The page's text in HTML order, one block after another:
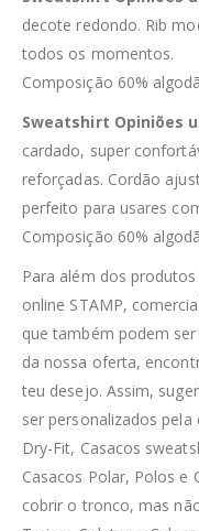
decote redondo. Rib
todos os momentos.
Composição 60%
Sweatshirt Opiniões
cardado, super
reforçadas. Cordão
perfeito para usares
Composição 60%
Para além dos
online STAMP,
que também podem
da nossa oferta,
teu desejo. Assim,
ser personalizados
Dry-Fit, Casacos
Casacos Polar, Polos e
cobrir o tronco, mas